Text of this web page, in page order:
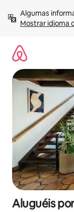
para
Mostrar idioma
Aluguéis